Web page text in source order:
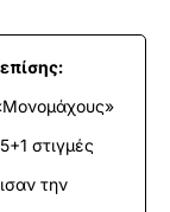
στιγμές
την